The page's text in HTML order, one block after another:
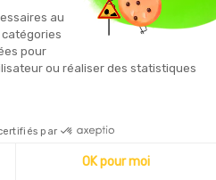
local phytosanitaire 5
€ HT
au
catégories
pour
ou réaliser des statistiques
par
OK pour moi